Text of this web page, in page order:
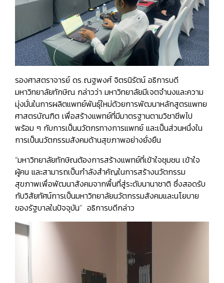
รองศาสตราจารย์ ดร.ณฐพงศ์ จิตรนิรัตน์ อธิการบดี
มหาวิทยาลัยทักษิณ กล่าวว่า มหาวิทยาลัยมีเจตจำนงและความ
มุ่งมั่นในการผลิตแพทย์พันธุ์ใหม่ด้วยการพัฒนาหลักสูตรแพทย
ศาสตรบัณฑิต เพื่อสร้างแพทย์ที่มีมาตรฐานตามวิชาชีพไป
พร้อม ๆ กับการเป็นนวัตกรทางการแพทย์ และเป็นส่วนหนึ่งใน
การเป็นนวัตกรรมสังคมด้านสุขภาพอย่างยั่งยืน
“มหาวิทยาลัยทักษิณต้องการสร้างแพทย์ที่เข้าใจชุมชน เข้าใจ
ผู้คน และสามารถเป็นกำลังสำคัญในการสร้างนวัตกรรม
สุขภาพเพื่อพัฒนาสังคมจากพื้นที่สู่ระดับนานาชาติ ซึ่งสอดรับ
กับวิสัยทัศน์การเป็นมหาวิทยาลัยนวัตกรรมสังคมและนโยบาย
ของรัฐบาลในปัจจุบัน” อธิการบดีกล่าว